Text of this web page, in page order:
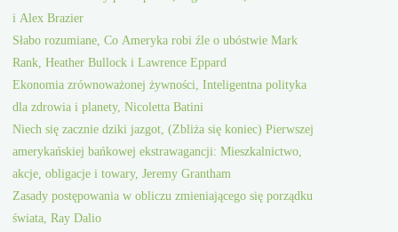
i Alex Brazier
Słabo rozumiane, Co Ameryka robi źle o ubóstwie Mark
Rank, Heather Bullock i Lawrence Eppard
Ekonomia zrównoważonej żywności, Inteligentna polityka
dla zdrowia i planety, Nicoletta Batini
Niech się zacznie dziki jazgot, (Zbliża się koniec) Pierwszej
amerykańskiej bańkowej ekstrawagancji: Mieszkalnictwo,
akcje, obligacje i towary, Jeremy Grantham
Zasady postępowania w obliczu zmieniającego się porządku
świata, Ray Dalio